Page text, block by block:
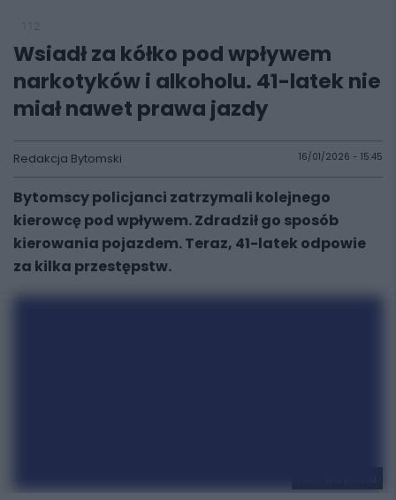
Wsiadł za kółko pod wpływem
narkotyków i alkoholu. 41-latek nie
miał nawet prawa jazdy
Redakcja Bytomski 16/01/2026 - 15:45
Bytomscy policjanci zatrzymali kolejnego
kierowcę pod wpływem. Zdradził go sposób
kierowania pojazdem. Teraz, 41-latek odpowie
za kilka przestępstw.